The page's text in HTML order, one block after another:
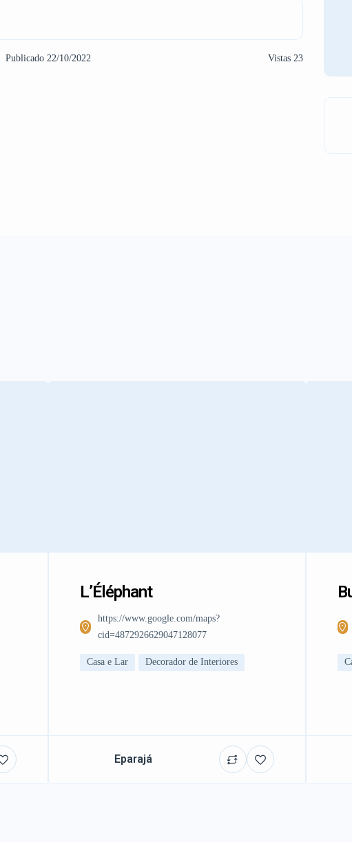
Publicado 22/10/2022 Vistas 23
L’Éléphant
https://www.google.com/maps?
cid=4872926629047128077
Casa e Lar Decorador de Interiores
Eparajá